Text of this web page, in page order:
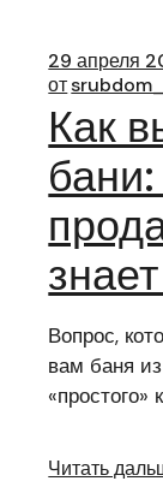
29 апреля
от
Как
Вопрос,
вам баня
«простого»
Читать